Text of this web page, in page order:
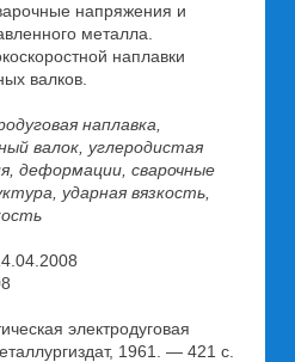
напряжения и
металла.
наплавки
валков.
наплавка,
валок, углеродистая
деформации, сварочные
ударная вязкость,
электродуговая
1961. — 421 с.